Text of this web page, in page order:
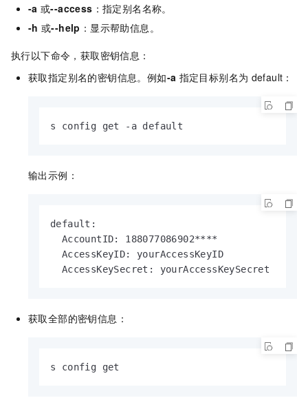
-a 或--access ：指定别名名称。
-h 或--help ：显示帮助信息。
执行以下命令，获取密钥信息：
获取指定别名的密钥信息。例如-a 指定目标别名为 default：
s config get -a default
输出示例：
default:
  AccountID: 188077086902****
  AccessKeyID: yourAccessKeyID
  AccessKeySecret: yourAccessKeySecret
获取全部的密钥信息：
s config get